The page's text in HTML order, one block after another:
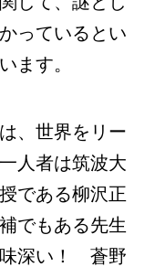
っているとい
ます。
、世界をリー
人者は筑波大
である柳沢正
でもある先生
味深い！ 蒼野